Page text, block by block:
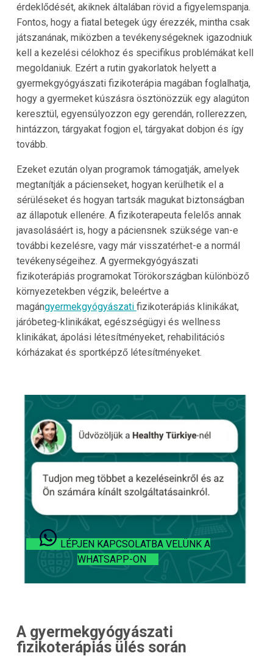
érdeklődését, akiknek általában rövid a figyelemspanja.
Fontos, hogy a fiatal betegek úgy érezzék, mintha csak
játszanának, miközben a tevékenységeknek igazodniuk
kell a kezelési célokhoz és specifikus problémákat kell
megoldaniuk. Ezért a rutin gyakorlatok helyett a
gyermekgyógyászati fizikoterápia magában foglalhatja,
hogy a gyermeket kúszásra ösztönözzük egy alagúton
keresztül, egyensúlyozzon egy gerendán, rollerezzen,
hintázzon, tárgyakat fogjon el, tárgyakat dobjon és így
tovább.
Ezeket ezután olyan programok támogatják, amelyek
megtanítják a pácienseket, hogyan kerülhetik el a
sérüléseket és hogyan tartsák magukat biztonságban
az állapotuk ellenére. A fizikoterapeuta felelős annak
javasolásáért is, hogy a páciensnek szüksége van-e
további kezelésre, vagy már visszatérhet-e a normál
tevékenységeihez. A gyermekgyógyászati
fizikoterápiás programokat Törökországban különböző
környezetekben végzik, beleértve a
magángyermekgyógyászati fizikoterápiás klinikákat,
járóbeteg-klinikákat, egészségügyi és wellness
klinikákat, ápolási létesítményeket, rehabilitációs
kórházakat és sportképző létesítményeket.
LÉPJEN KAPCSOLATBA VELÜNK A
WHATSAPP-ON
A gyermekgyógyászati
fizikoterápiás ülés során